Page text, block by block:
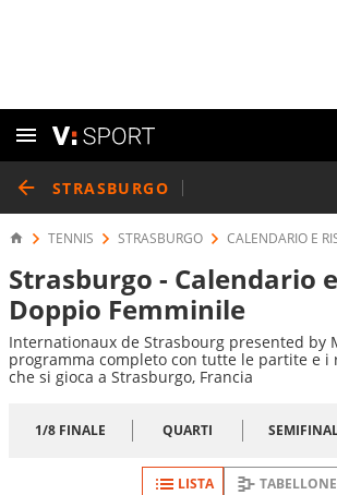
STRASBURGO
TENNIS STRASBURGO CALENDARIO E
Strasburgo - Calendario
Doppio Femminile
Internationaux de Strasbourg presented by
programma completo con tutte le partite e
che si gioca a Strasburgo, Francia
1/8 FINALE QUARTI
LISTA TABELLONE